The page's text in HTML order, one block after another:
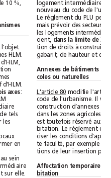
Objet social des filiales d'organismes
(23 quater) élargit l'objet
social des filiales des organismes HLM.
les SA coopératives de production
d'HLM que les sociétés anonymes
coopératives d'intérêt collectif d'HLM.
trois axes:
- les filiales des organismes HLM
dédiées au logement intermédiaire
pourront également acquérir de tels
logements, en plus de pouvoir les
- elles pourront acquérir des locaux
commerciaux pour les transformer en
- elles pourront se rassembler au sein
d'une filiale de logement intermédiaire
et exercer un contrôle conjoint sur elle.
coles ou naturelles
L'article 80
bitation